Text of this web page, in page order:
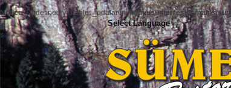
Notice: Undefined variable: _odalar in/home/sumerres/domains/
Select Language ▼